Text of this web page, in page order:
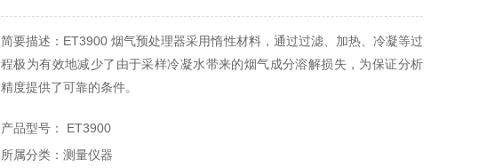
简要描述：ET3900 烟气预处理器采用惰性材料，通过过滤、加热、冷凝等过
程极为有效地减少了由于采样冷凝水带来的烟气成分溶解损失，为保证分析
精度提供了可靠的条件。
产品型号： ET3900
所属分类：测量仪器